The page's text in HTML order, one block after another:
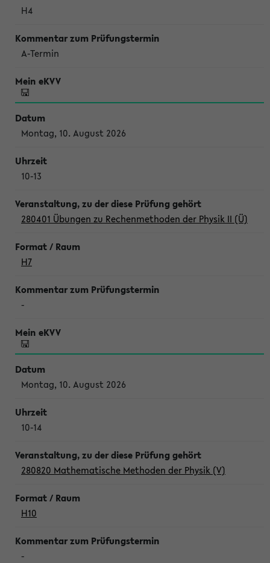
H4
A-Termin
Montag, 10. August 2026
10-13
280401 Übungen zu Rechenmethoden der Physik II (Ü)
H7
-
Montag, 10. August 2026
10-14
280820 Mathematische Methoden der Physik (V)
H10
-